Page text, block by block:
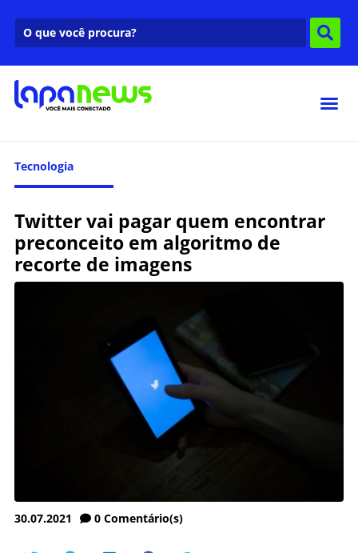
Tecnologia
Twitter vai pagar quem encontrar
preconceito em algoritmo de
recorte de imagens
30.07.2021 0 Comentário(s)